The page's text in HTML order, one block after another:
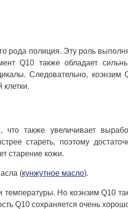
рода полиция. Эту роль
Q10 также обладает
Следовательно, коэнзим
также увеличивает
стареть, поэтому
старение кожи.
(кунжутное масло).
температуры. Но коэнзим Q10
Q10 сохраняется очень